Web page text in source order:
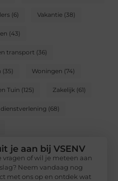
(6) Vakantie (38)
(43)
transport (36)
(35) Woningen (74)
Tuin (125) Zakelijk (61)
(68)
je aan bij VSENV
vragen of wil je meteen aan
Neem vandaag nog
met ons op en ontdek wat